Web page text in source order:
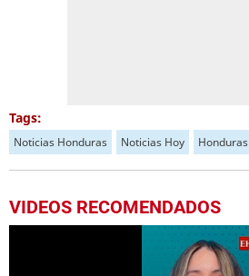
Tags:
Noticias Honduras Noticias Hoy Honduras
VIDEOS RECOMENDADOS